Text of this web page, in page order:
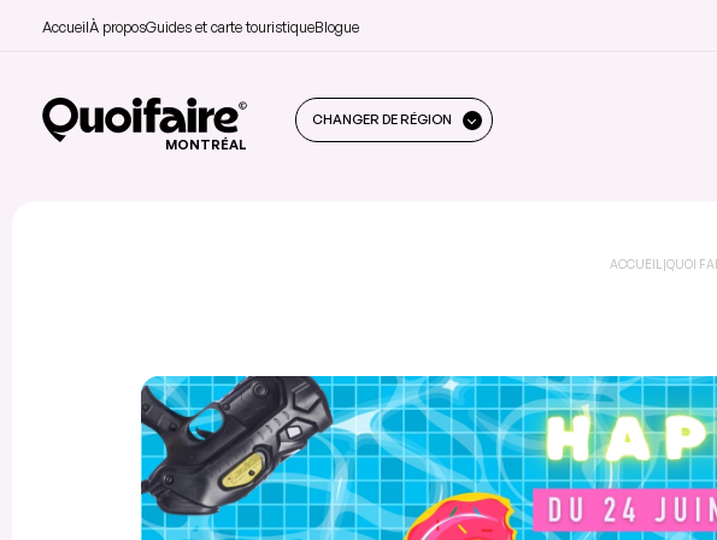
AccueilÀ proposGuides et carte touristiqueBlogue
MONTRÉAL
CHANGER DE RÉGION
ACCUEIL |QUOI